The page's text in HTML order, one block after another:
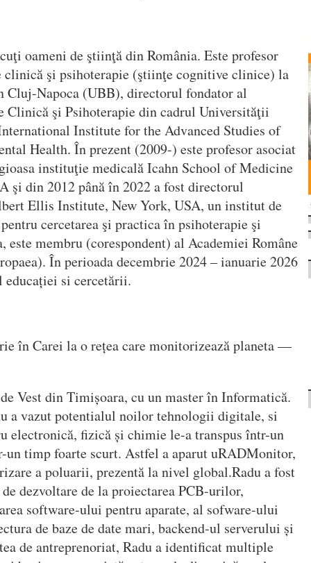
oameni de ştiinţă din România. Este profesor
clinică şi psihoterapie (ştiinţe cognitive clinice) la
Cluj-Napoca (UBB), directorul fondator al
Clinică şi Psihoterapie din cadrul Universităţii
Institute for the Advanced Studies of
Health. În prezent (2009-) este profesor asociat
instituţie medicală Icahn School of Medicine
şi din 2012 până în 2022 a fost directorul
Ellis Institute, New York, USA, un institut de
cercetarea şi practica în psihoterapie şi
este membru (corespondent) al Academiei Române
În perioada decembrie 2024 – ianuarie 2026
si cercetării.
în Carei la o rețea care monitorizează planeta —
Vest din Timișoara, cu un master în Informatică.
a vazut potentialul noilor tehnologii digitale, si
electronică, fizică și chimie le-a transpus într-un
un timp foarte scurt. Astfel a aparut uRADMonitor,
a poluarii, prezentă la nivel global.Radu a fost
dezvoltare de la proiectarea PCB-urilor,
software-ului pentru aparate, al sofware-ului
de baze de date mari, backend-ul serverului și
de antreprenoriat, Radu a identificat multiple